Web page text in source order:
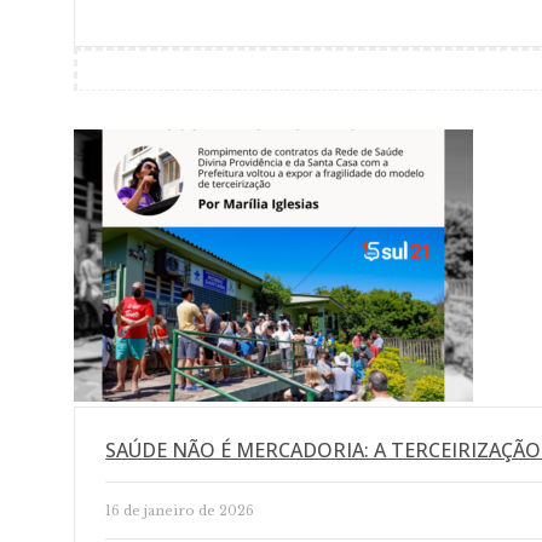
SAÚDE NÃO É MERCADORIA: A
16 de janeiro de 2026